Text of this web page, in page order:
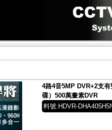
4路4音5MP DVR+2支
碟）500萬畫素DVR
料號:HDVR-